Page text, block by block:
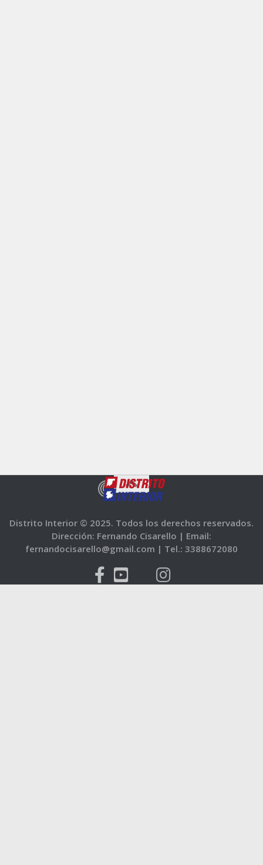
Distrito Interior © 2025. Todos los derechos reservados.
Dirección: Fernando Cisarello | Email:
fernandocisarello@gmail.com | Tel.: 3388672080